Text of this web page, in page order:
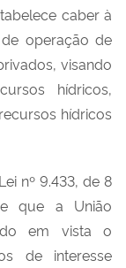
caber à
operação de
visando
hídricos,
hídricos
nº 9.433, de 8
que a União
em vista o
de interesse